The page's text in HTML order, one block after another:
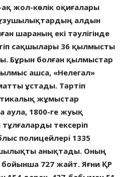
жол-көлік оқиғалары
алдын
шараның екі тәулігінде
сақшылары 36 қылмысты
Бұрын болған қылмыстар
ашса, «Нелегал»
ұстады. Тәртіп
жұмыстар
аула, 1800-ге жуық
тұлғаларды тексеріп
полицейлері 1335
анықтады. Оның
бойынша 727 жайт. Яғни ҚР